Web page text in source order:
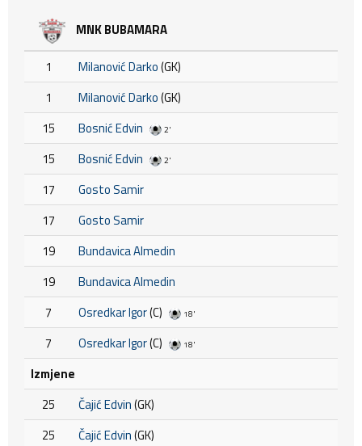
MNK BUBAMARA
1 Milanović Darko(GK)
1
Milanović Darko(GK)
15
Bosnić Edvin 2'
15 Bosnić Edvin 2'
17
Gosto Samir
17
Gosto Samir
19
Bundavica Almedin
19
Bundavica Almedin
7
Osredkar Igor(C) 18'
7 Osredkar Igor(C) 18'
Izmjene
25
Čajić Edvin(GK)
25
Čajić Edvin(GK)